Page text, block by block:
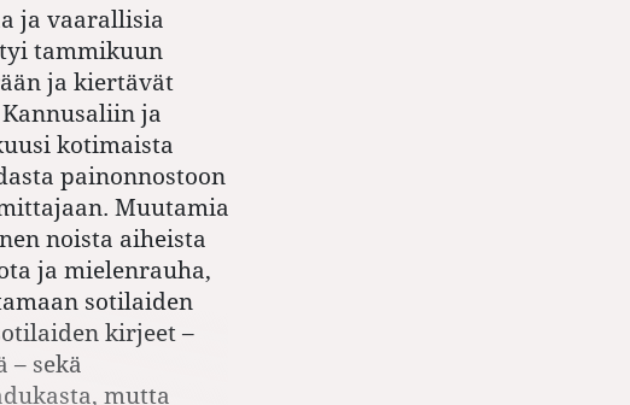
ja vaarallisia
tammikuun
ja kiertävät
ja
kotimaista
painonnostoon
Muutamia
noista aiheista
ja mielenrauha,
sotilaiden
kirjeet –
sekä
mutta